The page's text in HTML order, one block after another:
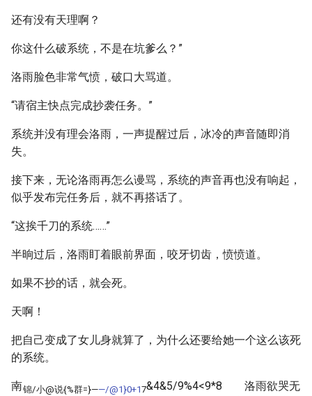
还有没有天理啊？
你这什么破系统，不是在坑爹么？”
洛雨脸色非常气愤，破口大骂道。
“请宿主快点完成抄袭任务。”
系统并没有理会洛雨，一声提醒过后，冰冷的声音随即消
失。
接下来，无论洛雨再怎么谩骂，系统的声音再也没有响起，
似乎发布完任务后，就不再搭话了。
“这挨千刀的系统……”
半晌过后，洛雨盯着眼前界面，咬牙切齿，愤愤道。
如果不抄的话，就会死。
天啊！
把自己变成了女儿身就算了，为什么还要给她一个这么该死
的系统。
南锦/小@说{%群=}——/@1}0+17&4&5/9%4<9*8 洛雨欲哭无